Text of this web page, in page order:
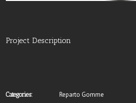
Project Description
Categories: Reparto Gomme